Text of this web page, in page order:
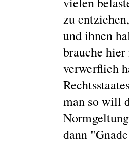
zu
und ihnen
brauche
verwerflich
man so will
dann